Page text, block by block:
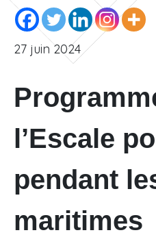
27 juin 2024
l’Escale
pendant
maritimes